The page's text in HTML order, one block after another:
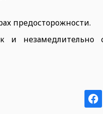
предосторожности.
и